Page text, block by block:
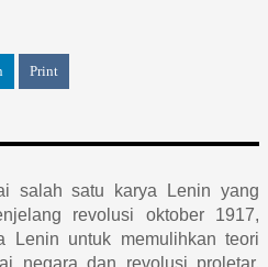
Print
salah satu karya Lenin yang
revolusi oktober 1917,
Lenin untuk memulihkan teori